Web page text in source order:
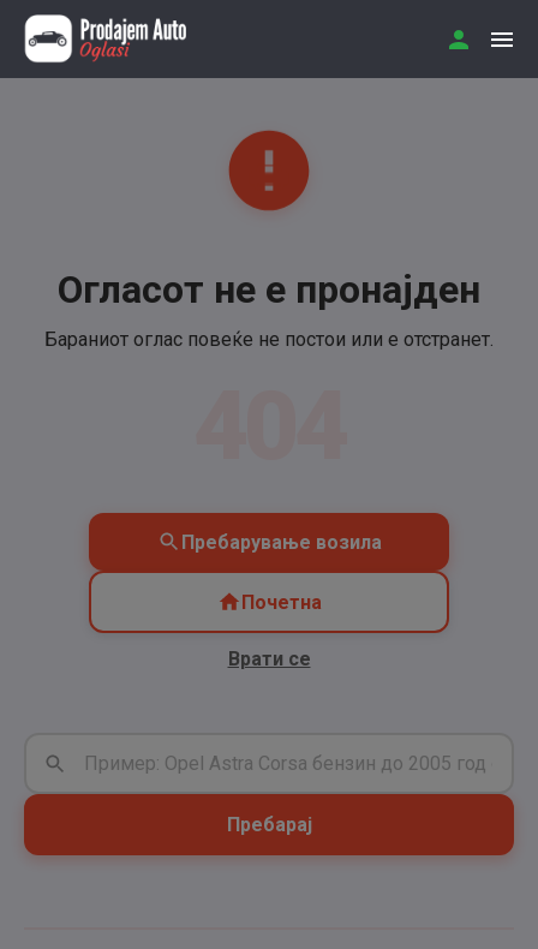
Огласот не е пронајден
Бараниот оглас повеќе не постои или е отстранет.
Пребарување возила
Почетна
Врати се
Пребарај